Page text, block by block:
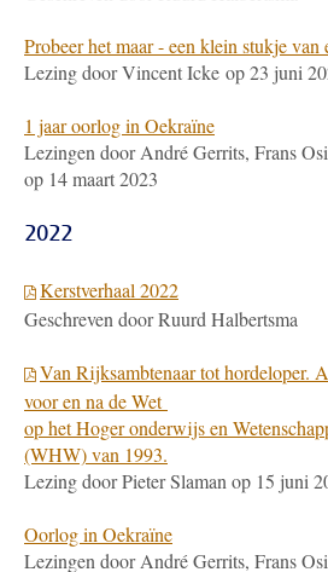
Probeer het maar - een klein stukje van
Lezing door Vincent Icke op 23 juni
1 jaar oorlog in Oekraïne
Lezingen door André Gerrits, Frans
op 14 maart 2023
2022
Kerstverhaal 2022
Geschreven door Ruurd Halbertsma
Van Rijksambtenaar tot hordeloper.
voor en na de Wet
op het Hoger onderwijs en
(WHW) van 1993.
Lezing door Pieter Slaman op 15 juni
Oorlog in Oekraïne
Lezingen door André Gerrits, Frans